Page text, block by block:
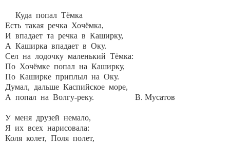
Куда попал Тёмка
Есть такая речка Хочёмка,
И впадает та речка в Каширку,
А Каширка впадает в Оку.
Сел на лодочку маленький Тёмка:
По Хочёмке попал на Каширку,
По Каширке приплыл на Оку.
Думал, дальше Каспийское море,
А попал на Волгу-реку. В. Мусатов
У меня друзей немало,
Я их всех нарисовала:
Коля колет, Поля полет,